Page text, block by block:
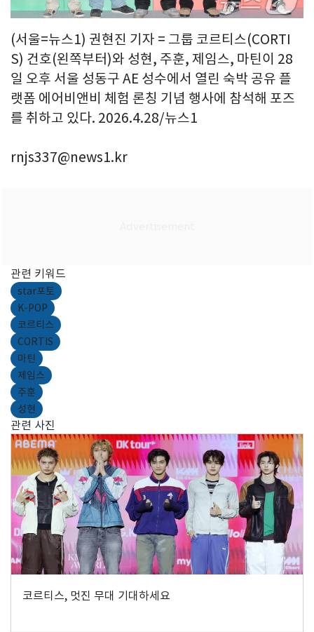
(서울=뉴스1) 권현진 기자 = 그룹 코르티스(CORTI
S) 건호(왼쪽부터)와 성현, 주훈, 제임스, 마틴이 28
일 오후 서울 성동구 AE 성수에서 열린 숙박 공유 플
랫폼 에어비앤비 체험 론칭 기념 행사에 참석해 포즈
를 취하고 있다. 2026.4.28/뉴스1
rnjs337@news1.kr
관련 키워드
star포토
K-POP
코르티스
CORTIS
마틴
제임스
주훈
성현
관련 사진
코르티스, 멋진 무대 기대하세요